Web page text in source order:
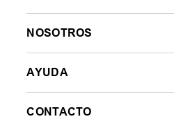
NOSOTROS
AYUDA
CONTACTO